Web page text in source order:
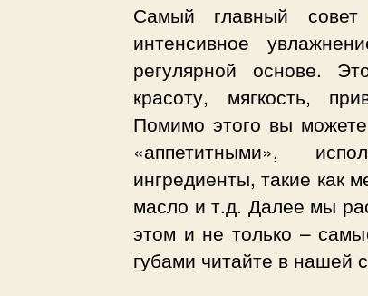
Самый главный
интенсивное
регулярной основе.
красоту, мягкость,
Помимо этого вы
«аппетитными»,
ингредиенты, такие как
масло и т.д. Далее мы
этом и не только –
губами читайте в нашей